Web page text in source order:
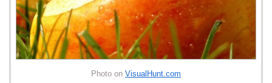
Photo on VisualHunt.com